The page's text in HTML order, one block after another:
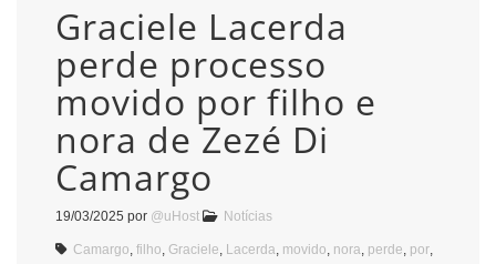
Graciele Lacerda
perde processo
movido por filho e
nora de Zezé Di
Camargo
19/03/2025 por @uHost Notícias
Camargo filho Graciele Lacerda movido nora perde por